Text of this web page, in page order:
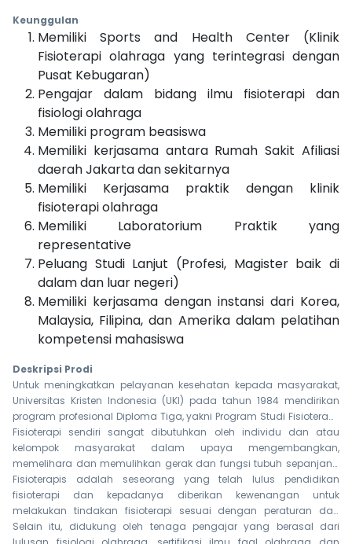
Keunggulan
Memiliki Sports and Health Center (Klinik
Fisioterapi olahraga yang terintegrasi dengan
Pusat Kebugaran)
Pengajar dalam bidang ilmu fisioterapi dan
fisiologi olahraga
Memiliki program beasiswa
Memiliki kerjasama antara Rumah Sakit Afiliasi
daerah Jakarta dan sekitarnya
Memiliki Kerjasama praktik dengan klinik
fisioterapi olahraga
Memiliki Laboratorium Praktik yang
representative
Peluang Studi Lanjut (Profesi, Magister baik di
dalam dan luar negeri)
Memiliki kerjasama dengan instansi dari Korea,
Malaysia, Filipina, dan Amerika dalam pelatihan
kompetensi mahasiswa
Deskripsi Prodi
Untuk meningkatkan pelayanan kesehatan kepada masyarakat,
Universitas Kristen Indonesia (UKI) pada tahun 1984 mendirikan
program profesional Diploma Tiga, yakni Program Studi Fisioterapi.
Namun, pada tanggal 20 September 2021, Program studi fisioterapi
sudah mendapatkan izin pembukaan program sarjana terapan.
Ini merupakan langkah besar program studi fisioterapi untuk
berkembang.
Fisioterapi sendiri sangat dibutuhkan oleh individu dan atau
kelompok masyarakat dalam upaya mengembangkan,
memelihara dan memulihkan gerak dan fungsi tubuh sepanjang
rentang kehidupan dengan menggunakan penanganan secara
manual, peningkatan gerak, peralatan (fisik, elektroterapeutis, dan
mekanis), pelatihan fungsi, komunikasi. Dimensi pelayanan
Fisioterapi meliputi Promotif, Preventif, Kuratif, dan Rehabilitatif
Fisioterapis adalah seseorang yang telah lulus pendidikan
fisioterapi dan kepadanya diberikan kewenangan untuk
melakukan tindakan fisioterapi sesuai dengan peraturan dan
perundang-undangan yang berlaku. Seorang Fisioterapis (Ahli
Selain itu, didukung oleh tenaga pengajar yang berasal dari